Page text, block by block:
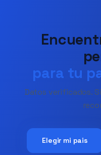
para tu
Datos verificados.
Elegir mi pais